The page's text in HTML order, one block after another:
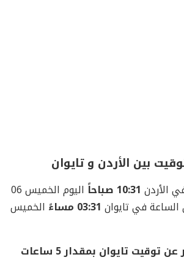
بين الأردن و تايوان
الأردن 10:31 صباحاً
اليوم الخميس 06
03:31 مساءً
الخميس
توقيت تايوان بمقدار 5 ساعات